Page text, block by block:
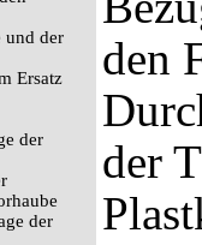
und der
Ersatz
der
der
den
der